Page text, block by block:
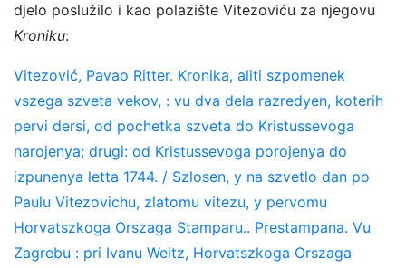
djelo poslužilo i kao polazište Vitezoviću za njegovu
Kroniku:
Vitezović, Pavao Ritter. Kronika, aliti szpomenek
vszega szveta vekov, : vu dva dela razredyen, koterih
pervi dersi, od pochetka szveta do Kristussevoga
narojenya; drugi: od Kristussevoga porojenya do
izpunenya letta 1744. / Szlosen, y na szvetlo dan po
Paulu Vitezovichu, zlatomu vitezu, y pervomu
Horvatszkoga Orszaga Stamparu.. Prestampana. Vu
Zagrebu : pri Ivanu Weitz, Horvatszkoga Orszaga